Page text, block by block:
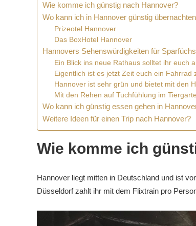
Wie komme ich günstig nach Hannover?
Wo kann ich in Hannover günstig
Prizeotel Hannover
Das BoxHotel Hannover
Hannovers Sehenswürdigkeiten für
Ein Blick ins neue Rathaus solltet ihr euch
Eigentlich ist es jetzt Zeit euch ein Fahrrad
Hannover ist sehr grün und bietet mit den
Mit den Rehen auf Tuchfühlung im
Wo kann ich günstig essen gehen in
Weitere Ideen für einen Trip nach Hannover?
Wie komme ich
Hannover liegt mitten in Deutschland und ist
Düsseldorf zahlt ihr mit dem Flixtrain pro